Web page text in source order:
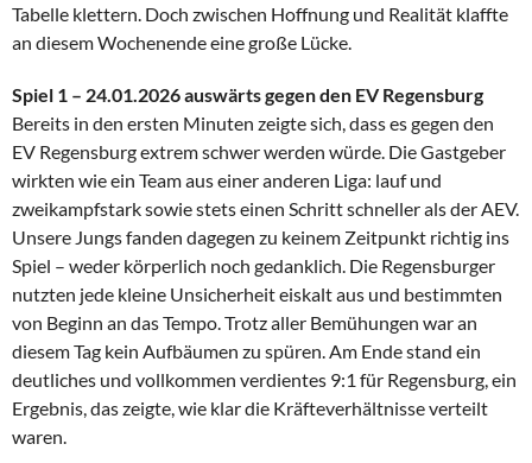
Tabelle klettern. Doch zwischen Hoffnung und Realität klaffte
an diesem Wochenende eine große Lücke.
Spiel 1 – 24.01.2026 auswärts gegen den EV Regensburg
Bereits in den ersten Minuten zeigte sich, dass es gegen den
EV Regensburg extrem schwer werden würde. Die Gastgeber
wirkten wie ein Team aus einer anderen Liga: lauf und
zweikampfstark sowie stets einen Schritt schneller als der AEV.
Unsere Jungs fanden dagegen zu keinem Zeitpunkt richtig ins
Spiel – weder körperlich noch gedanklich. Die Regensburger
nutzten jede kleine Unsicherheit eiskalt aus und bestimmten
von Beginn an das Tempo. Trotz aller Bemühungen war an
diesem Tag kein Aufbäumen zu spüren. Am Ende stand ein
deutliches und vollkommen verdientes 9:1 für Regensburg, ein
Ergebnis, das zeigte, wie klar die Kräfteverhältnisse verteilt
waren.